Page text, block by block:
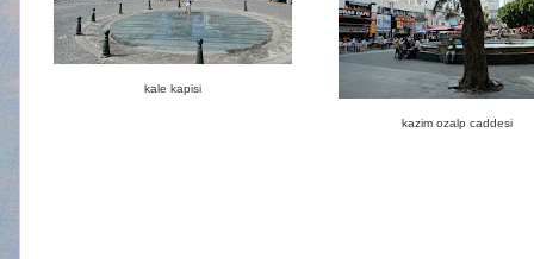
kale kapisi
kazim ozalp caddesi